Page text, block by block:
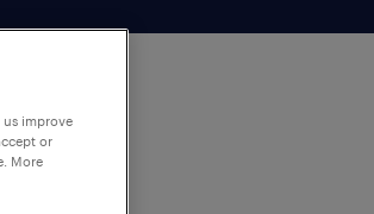
improve
or
More